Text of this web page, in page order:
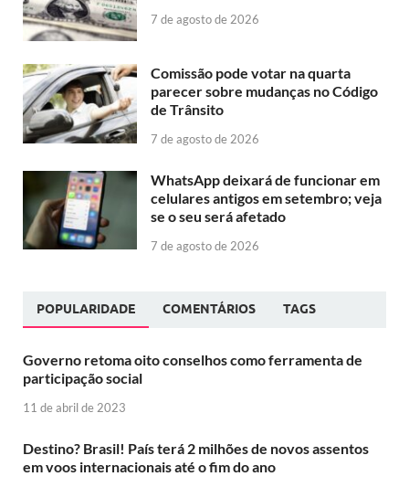
7 de agosto de 2026
Comissão pode votar na quarta
parecer sobre mudanças no Código
de Trânsito
7 de agosto de 2026
WhatsApp deixará de funcionar em
celulares antigos em setembro; veja
se o seu será afetado
7 de agosto de 2026
POPULARIDADE COMENTÁRIOS TAGS
Governo retoma oito conselhos como ferramenta de
participação social
11 de abril de 2023
Destino? Brasil! País terá 2 milhões de novos assentos
em voos internacionais até o fim do ano